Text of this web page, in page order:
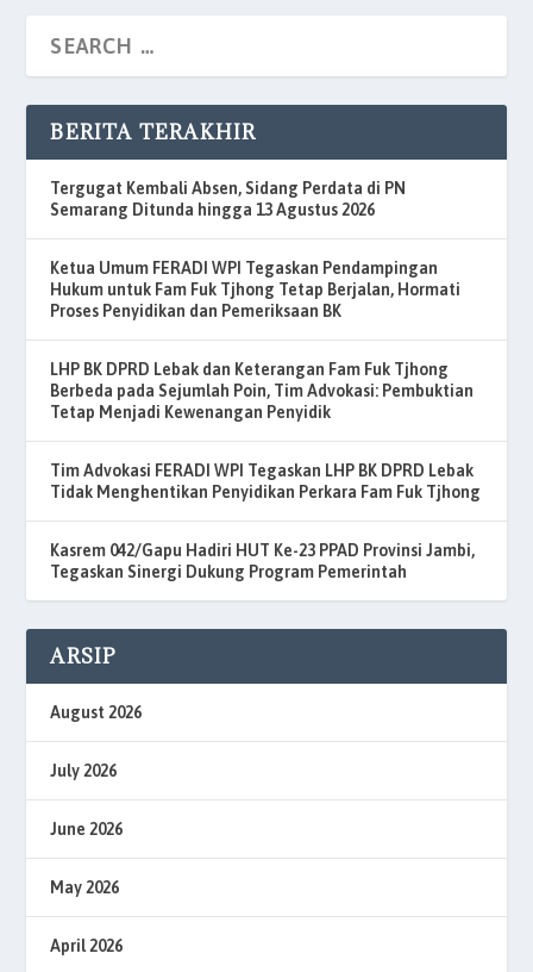
BERITA TERAKHIR
Tergugat Kembali Absen, Sidang Perdata di PN
Semarang Ditunda hingga 13 Agustus 2026
Ketua Umum FERADI WPI Tegaskan Pendampingan
Hukum untuk Fam Fuk Tjhong Tetap Berjalan, Hormati
Proses Penyidikan dan Pemeriksaan BK
LHP BK DPRD Lebak dan Keterangan Fam Fuk Tjhong
Berbeda pada Sejumlah Poin, Tim Advokasi: Pembuktian
Tetap Menjadi Kewenangan Penyidik
Tim Advokasi FERADI WPI Tegaskan LHP BK DPRD Lebak
Tidak Menghentikan Penyidikan Perkara Fam Fuk Tjhong
Kasrem 042/Gapu Hadiri HUT Ke-23 PPAD Provinsi Jambi,
Tegaskan Sinergi Dukung Program Pemerintah
ARSIP
August 2026
July 2026
June 2026
May 2026
April 2026